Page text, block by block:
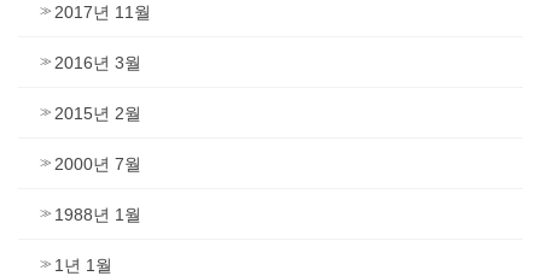
2017년 11월
2016년 3월
2015년 2월
2000년 7월
1988년 1월
1년 1월